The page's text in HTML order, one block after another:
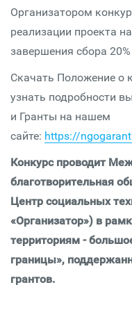
Организатором
реализации проекта
завершения сбора
Скачать Положение о
узнать подробности
и Гранты на нашем
сайте: https://
Конкурс проводит
благотворительная
Центр социальных
«Организатор») в
территориям -
границы»,
грантов.